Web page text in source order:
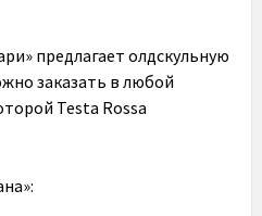
предлагает олдскульную
заказать в любой
Testa Rossa